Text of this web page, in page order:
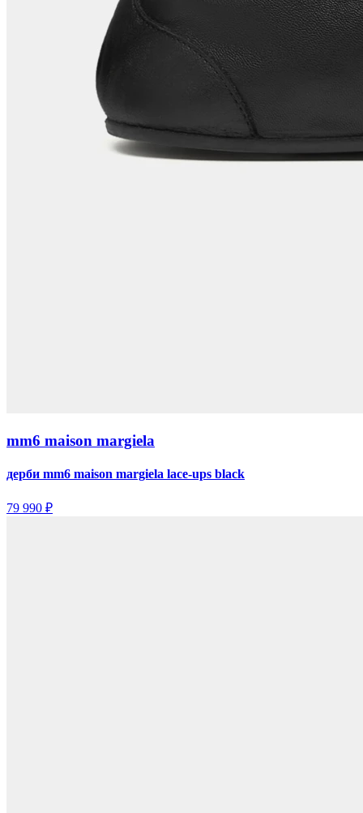
mm6 maison margiela
дерби mm6 maison margiela lace-ups black
79 990 ₽